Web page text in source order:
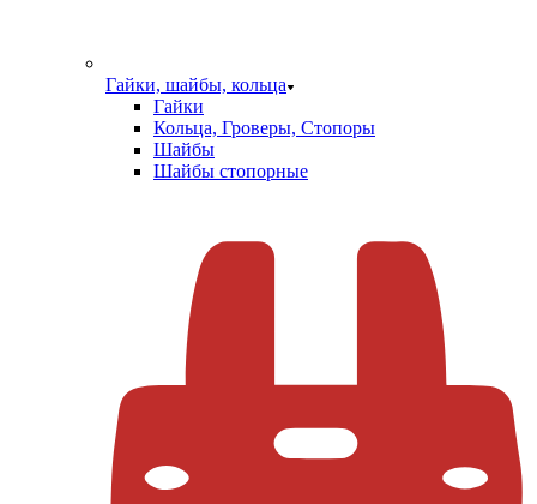
Гайки, шайбы, кольца
Гайки
Кольца, Гроверы, Стопоры
Шайбы
Шайбы стопорные